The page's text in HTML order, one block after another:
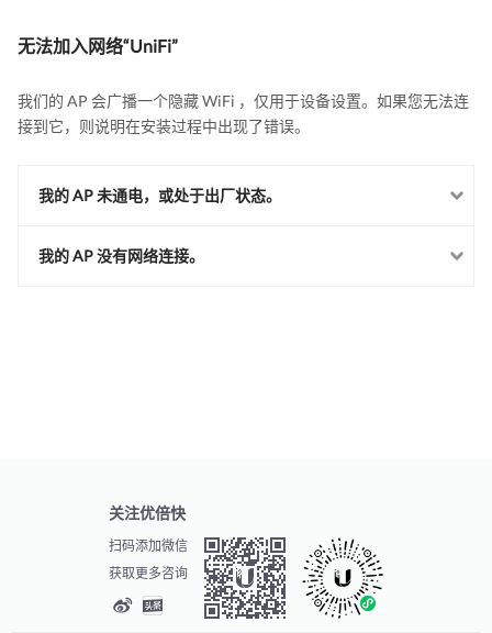
无法加入网络“UniFi”
我们的 AP 会广播一个隐藏 WiFi ，仅用于设备设置。如果您无法连
接到它，则说明在安装过程中出现了错误。
我的 AP 未通电，或处于出厂状态。
我的 AP 没有网络连接。
关注优倍快
扫码添加微信
获取更多咨询